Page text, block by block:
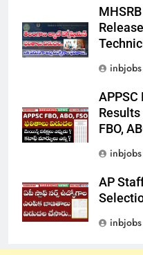
inbjobs
APPSC
Results
FBO,
inbjobs
AP
inbjobs